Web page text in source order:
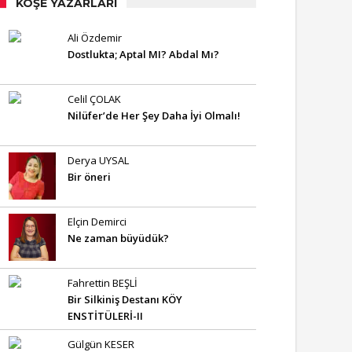
KÖŞE YAZARLARI
Ali Özdemir
Dostlukta; Aptal MI? Abdal Mı?
Celil ÇOLAK
Nilüfer’de Her Şey Daha İyi Olmalı!
Derya UYSAL
Bir öneri
Elçin Demirci
Ne zaman büyüdük?
Fahrettin BEŞLİ
Bir Silkiniş Destanı KÖY
ENSTİTÜLERİ-II
Gülgün KESER